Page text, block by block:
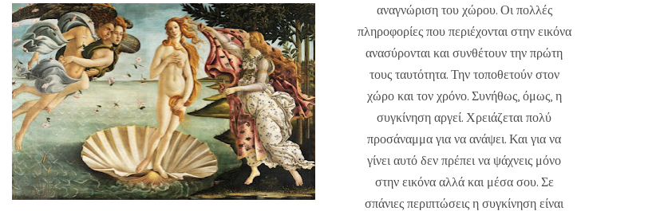
αναγνώριση του χώρου. Οι πολλές
πληροφορίες που περιέχονται στην εικόνα
ανασύρονται και συνθέτουν την πρώτη
τους ταυτότητα. Την τοποθετούν στον
χώρο και τον χρόνο. Συνήθως, όμως, η
συγκίνηση αργεί. Χρειάζεται πολύ
προσάναμμα για να ανάψει. Και για να
γίνει αυτό δεν πρέπει να ψάχνεις μόνο
στην εικόνα αλλά και μέσα σου. Σε
σπάνιες περιπτώσεις η συγκίνηση είναι